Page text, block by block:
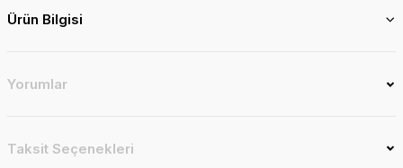
Ürün Bilgisi
Yorumlar
Taksit Seçenekleri